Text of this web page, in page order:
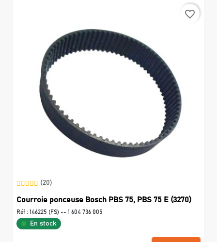
favorite_border
(20)
Courroie ponceuse Bosch PBS 75, PBS 75 E (3270)
Réf : 146225 (FS) -- 1 604 736 005
En stock